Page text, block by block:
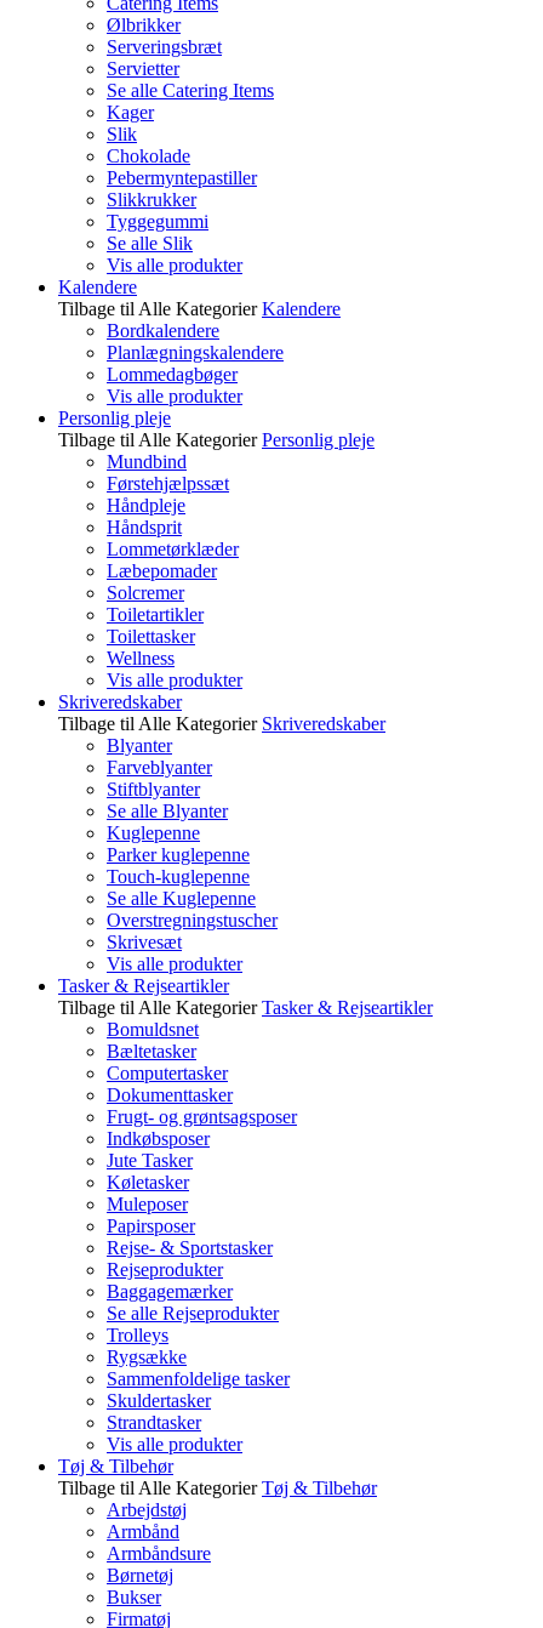
Ølbrikker
Serveringsbræt
Servietter
Se alle Catering Items
Kager
Slik
Chokolade
Pebermyntepastiller
Slikkrukker
Tyggegummi
Se alle Slik
Vis alle produkter
Kalendere
Tilbage til Alle Kategorier Kalendere
Bordkalendere
Planlægningskalendere
Lommedagbøger
Vis alle produkter
Personlig pleje
Tilbage til Alle Kategorier Personlig pleje
Mundbind
Førstehjælpssæt
Håndpleje
Håndsprit
Lommetørklæder
Læbepomader
Solcremer
Toiletartikler
Toilettasker
Wellness
Vis alle produkter
Skriveredskaber
Tilbage til Alle Kategorier Skriveredskaber
Blyanter
Farveblyanter
Stiftblyanter
Se alle Blyanter
Kuglepenne
Parker kuglepenne
Touch-kuglepenne
Se alle Kuglepenne
Overstregningstuscher
Skrivesæt
Vis alle produkter
Tasker & Rejseartikler
Tilbage til Alle Kategorier Tasker & Rejseartikler
Bomuldsnet
Bæltetasker
Computertasker
Dokumenttasker
Frugt- og grøntsagsposer
Indkøbsposer
Jute Tasker
Køletasker
Muleposer
Papirsposer
Rejse- & Sportstasker
Rejseprodukter
Baggagemærker
Se alle Rejseprodukter
Trolleys
Rygsække
Sammenfoldelige tasker
Skuldertasker
Strandtasker
Vis alle produkter
Tøj & Tilbehør
Tilbage til Alle Kategorier Tøj & Tilbehør
Arbejdstøj
Armbånd
Armbåndsure
Børnetøj
Bukser
Firmatøj